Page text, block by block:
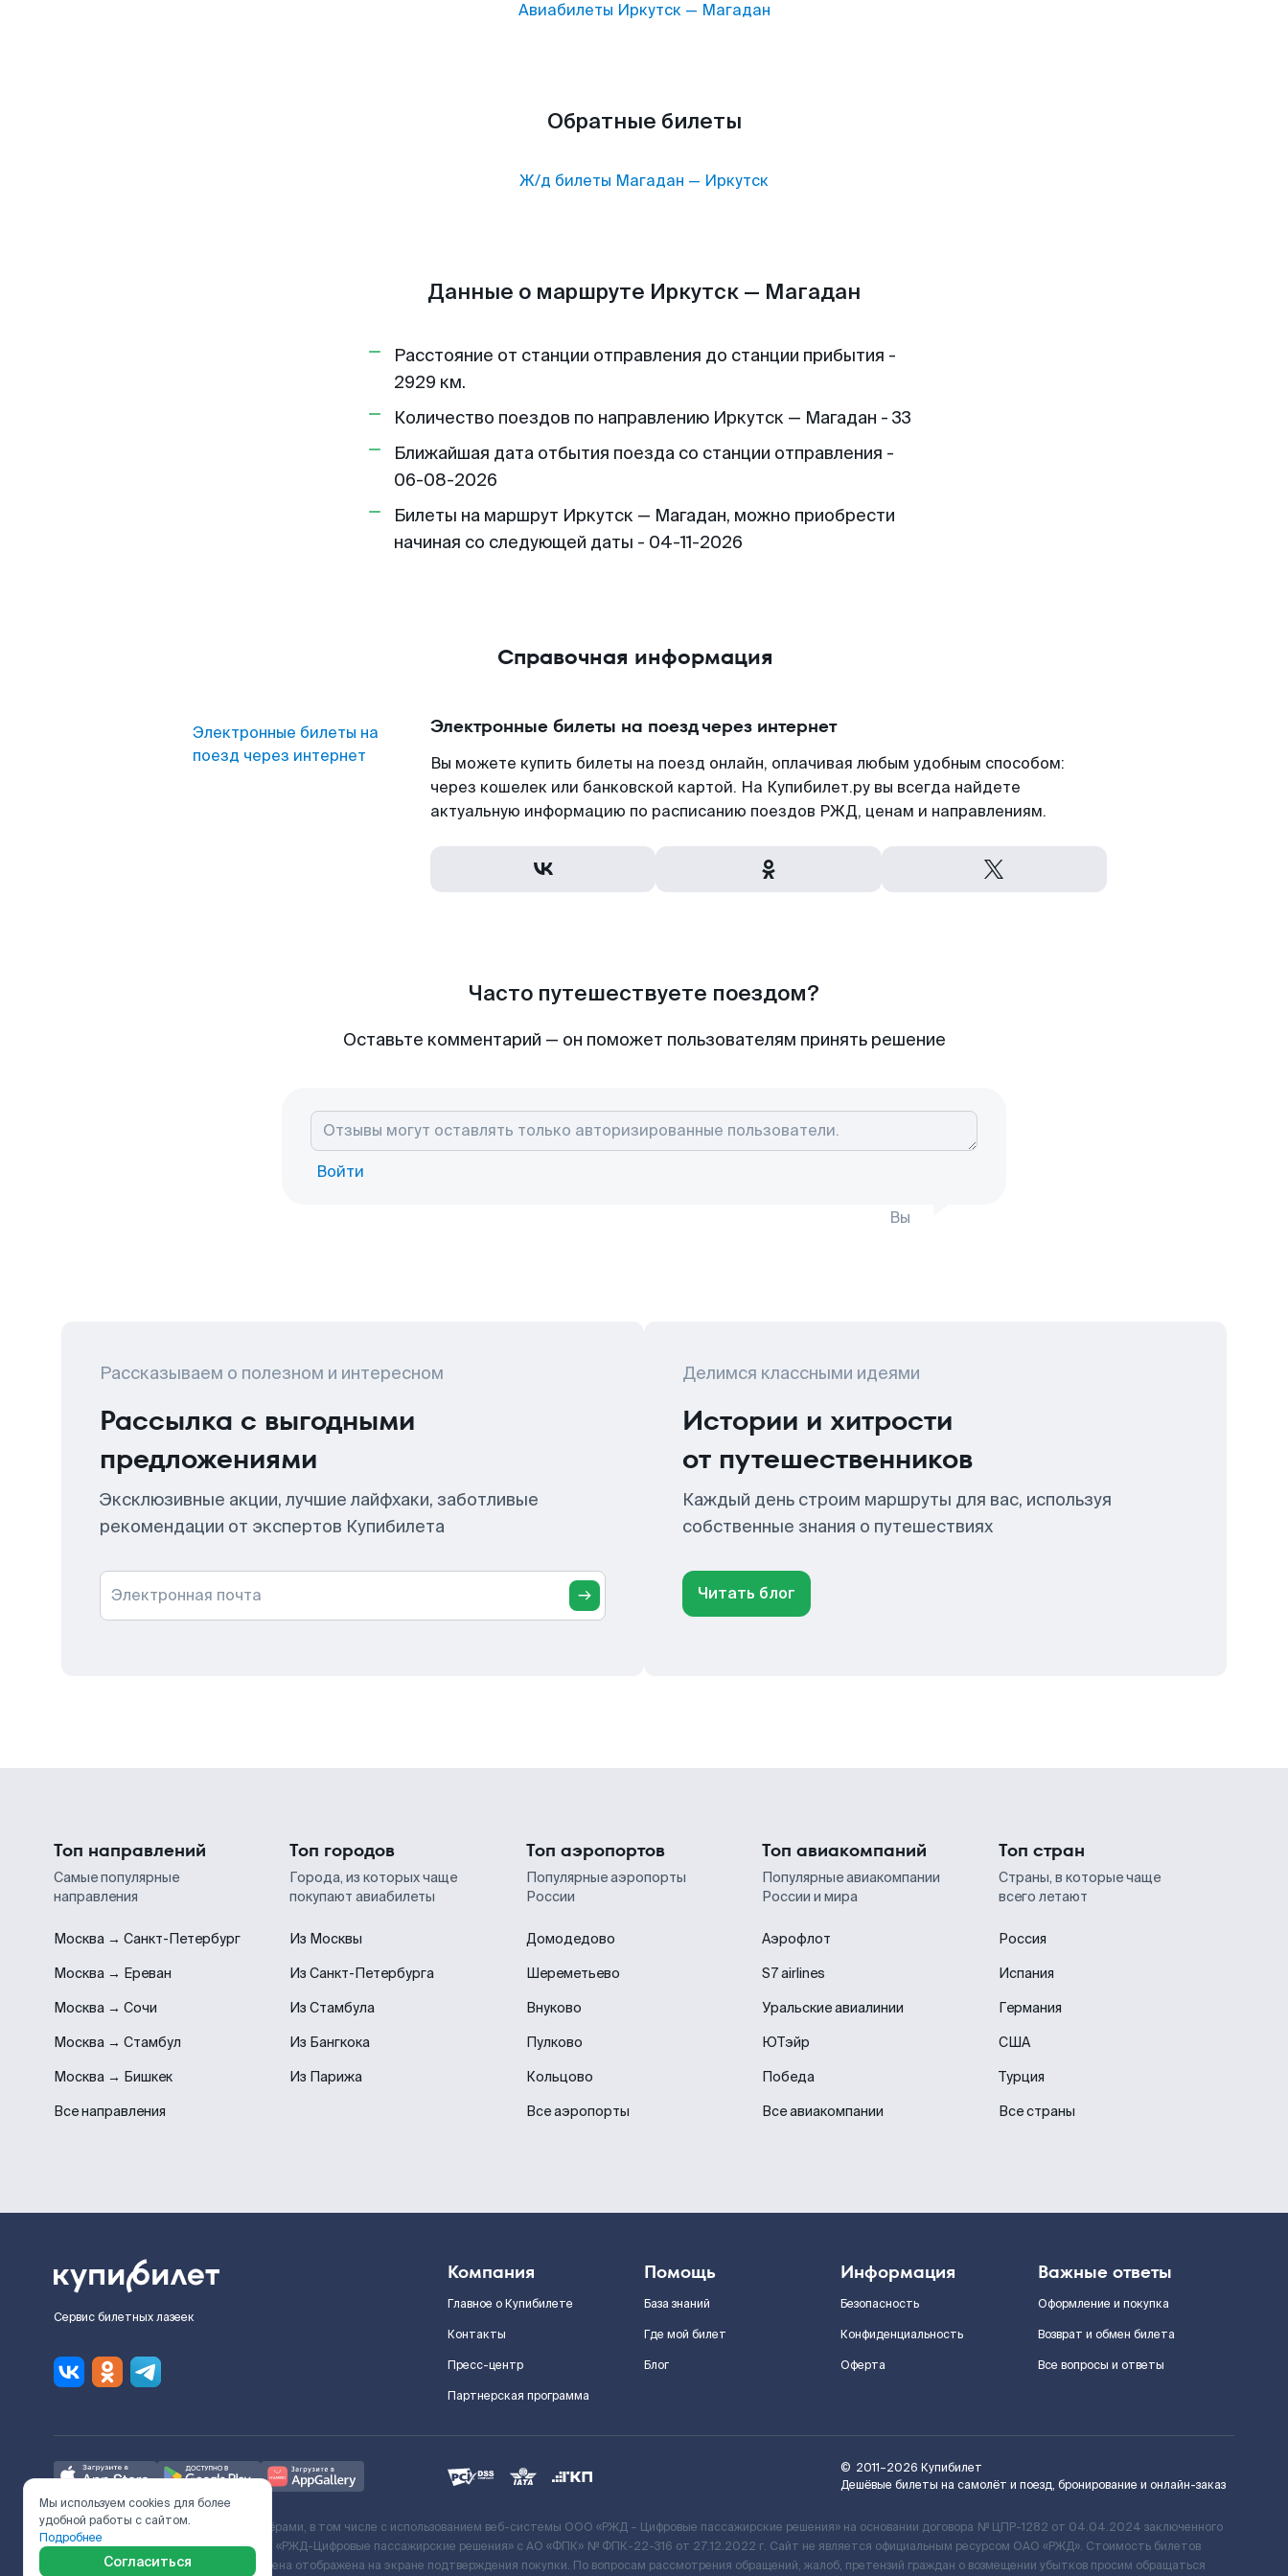
Авиабилеты Иркутск— Магадан
Обратные билеты
Ж/д билеты Магадан — Иркутск
Данные о маршруте Иркутск — Магадан
Расстояние от станции отправления до станции прибытия -
2929 км.
Количество поездов по направлению Иркутск — Магадан - 33
Ближайшая дата отбытия поезда со станции отправления -
06-08-2026
Билеты на маршрут Иркутск — Магадан, можно приобрести
начиная со следующей даты - 04-11-2026
Справочная информация
Электронные билеты на
поезд через интернет
Электронные билеты на поезд через интернет
Вы можете купить билеты на поезд онлайн, оплачивая любым удобным способом:
через кошелек или банковской картой. На Купибилет.ру вы всегда найдете
актуальную информацию по расписанию поездов РЖД, ценам и направлениям.
Часто путешествуете поездом?
Оставьте комментарий — он поможет пользователям принять решение
Войти
Вы
Рассказываем о полезном и интересном
Рассылка с выгодными
предложениями
Эксклюзивные акции, лучшие лайфхаки, заботливые
рекомендации от экспертов Купибилета
Электронная почта
Делимся классными идеями
Истории и хитрости
от путешественников
Каждый день строим маршруты для вас, используя
собственные знания о путешествиях
Читать блог
Топ направлений
Самые популярные
направления
Москва → Санкт-Петербург
Москва → Ереван
Москва → Сочи
Москва → Стамбул
Москва → Бишкек
Все направления
Топ городов
Города, из которых чаще
покупают авиабилеты
Из Москвы
Из Санкт-Петербурга
Из Стамбула
Из Бангкока
Из Парижа
Топ аэропортов
Популярные аэропорты
России
Домодедово
Шереметьево
Внуково
Пулково
Кольцово
Все аэропорты
Топ авиакомпаний
Популярные авиакомпании
России и мира
Аэрофлот
S7 airlines
Уральские авиалинии
ЮТэйр
Победа
Все авиакомпании
Топ стран
Страны, в которые чаще
всего летают
Россия
Испания
Германия
США
Турция
Все страны
Сервис билетных лазеек
Компания
Главное о Купибилете
Контакты
Пресс-центр
Партнерская программа
Помощь
База знаний
Где мой билет
Блог
Информация
Безопасность
Конфиденциальность
Оферта
Важные ответы
Оформление и покупка
Возврат и обмен билета
Все вопросы и ответы
© 2011–2026 Купибилет
Дешёвые билеты на самолёт и поезд, бронирование и онлайн-заказ
Ж/Д билеты предоставляются партнёрами, в том числе с использованием веб-системы ООО «РЖД – Цифровые пассажирские решения» на основании договора № ЦПР-1282 от 04.04.2024 заключенного
с Поставщиком услуг и Договора ООО «РЖД-Цифровые пассажирские решения» c АО «ФПК» № ФПК-22-316 от 27.12.2022 г. Сайт не является официальным ресурсом ОАО «РЖД». Стоимость билетов
включает сервисный сбор. Итоговая цена отображена на экране подтверждения покупки. По вопросам рассмотрения обращений, жалоб, претензий граждан о возмещении убытков просим обращаться
Мы используем cookies для более
удобной работы с сайтом.
Подробнее
Согласиться